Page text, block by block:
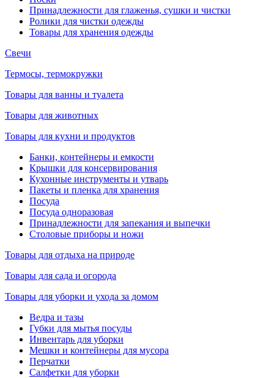
Принадлежности для глаженья, сушки и чистки
Ролики для чистки одежды
Товары для хранения одежды
Свечи
Термосы, термокружки
Товары для ванны и туалета
Товары для животных
Товары для кухни и продуктов
Банки, контейнеры и емкости
Крышки для консервирования
Кухонные инструменты и утварь
Пакеты и пленка для хранения
Посуда
Посуда одноразовая
Принадлежности для запекания и выпечки
Столовые приборы и ножи
Товары для отдыха на природе
Товары для сада и огорода
Товары для уборки и ухода за домом
Ведра и тазы
Губки для мытья посуды
Инвентарь для уборки
Мешки и контейнеры для мусора
Перчатки
Салфетки для уборки